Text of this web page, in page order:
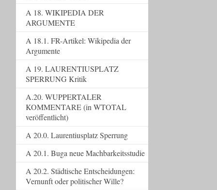
A 18. WIKIPEDIA DER
ARGUMENTE
A 18.1. FR-Artikel: Wikipedia der
Argumente
A 19. LAURENTIUSPLATZ
SPERRUNG Kritik
A.20. WUPPERTALER
KOMMENTARE (in WTOTAL
veröffentlicht)
A 20.0. Laurentiusplatz Sperrung
A 20.1. Buga neue Machbarkeitsstudie
A 20.2. Städtische Entscheidungen:
Vernunft oder politischer Wille?